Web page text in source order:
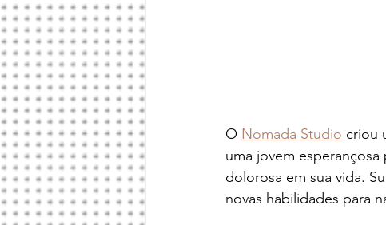
O Nomada Studio criou
uma jovem
dolorosa em sua vida.
novas habilidades para